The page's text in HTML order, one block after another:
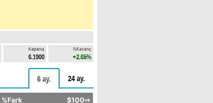
Kapanış
6.1900
%Kazanç
+2.65%
6 ay. 24 ay.
%Fark $100⇨